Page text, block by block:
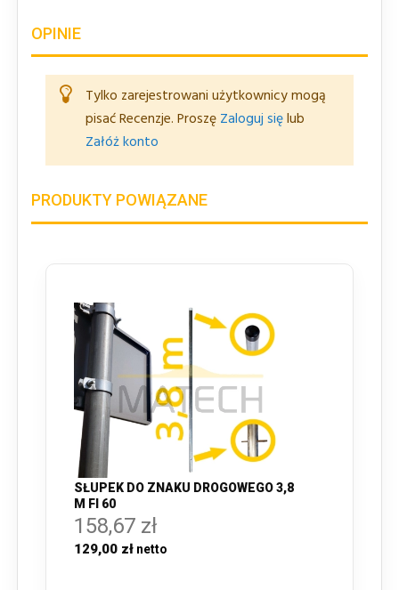
OPINIE
Tylko zarejestrowani użytkownicy mogą
pisać Recenzje. Proszę Zaloguj sięlub
Załóż konto
PRODUKTY POWIĄZANE
SŁUPEK DO ZNAKU DROGOWEGO 3,8
M FI 60
158,67 zł
129,00 zł